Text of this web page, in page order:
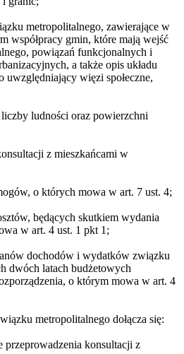
metropolitalnego, zawierające w
współpracy gmin, które mają wejść
powiązań funkcjonalnych i
a także opis układu
uwzględniający więzi społeczne,
ludności oraz powierzchni
z mieszkańcami w
o których mowa w art. 7 ust. 4;
będących skutkiem wydania
w art. 4 ust. 1 pkt 1;
dochodów i wydatków związku
dwóch latach budżetowych
o którym mowa w art. 4
metropolitalnego dołącza się:
przeprowadzenia konsultacji z